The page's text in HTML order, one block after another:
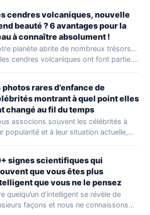
cendres volcaniques, nouvelle
beauté ? 6 avantages pour la
à connaître absolument !
planète abrite de nombreux trésors…
cendres volcaniques ont font partie.
photos rares d’enfance de
montrant à quel point elles
changé au fil du temps
associons souvent les célébrités à
popularité et à leur situation actuelle,
signes scientifiques qui
que vous êtes plus
que vous ne le pensez
quelqu’un d’intelligent se révèle de
façons et nous ne connaissons